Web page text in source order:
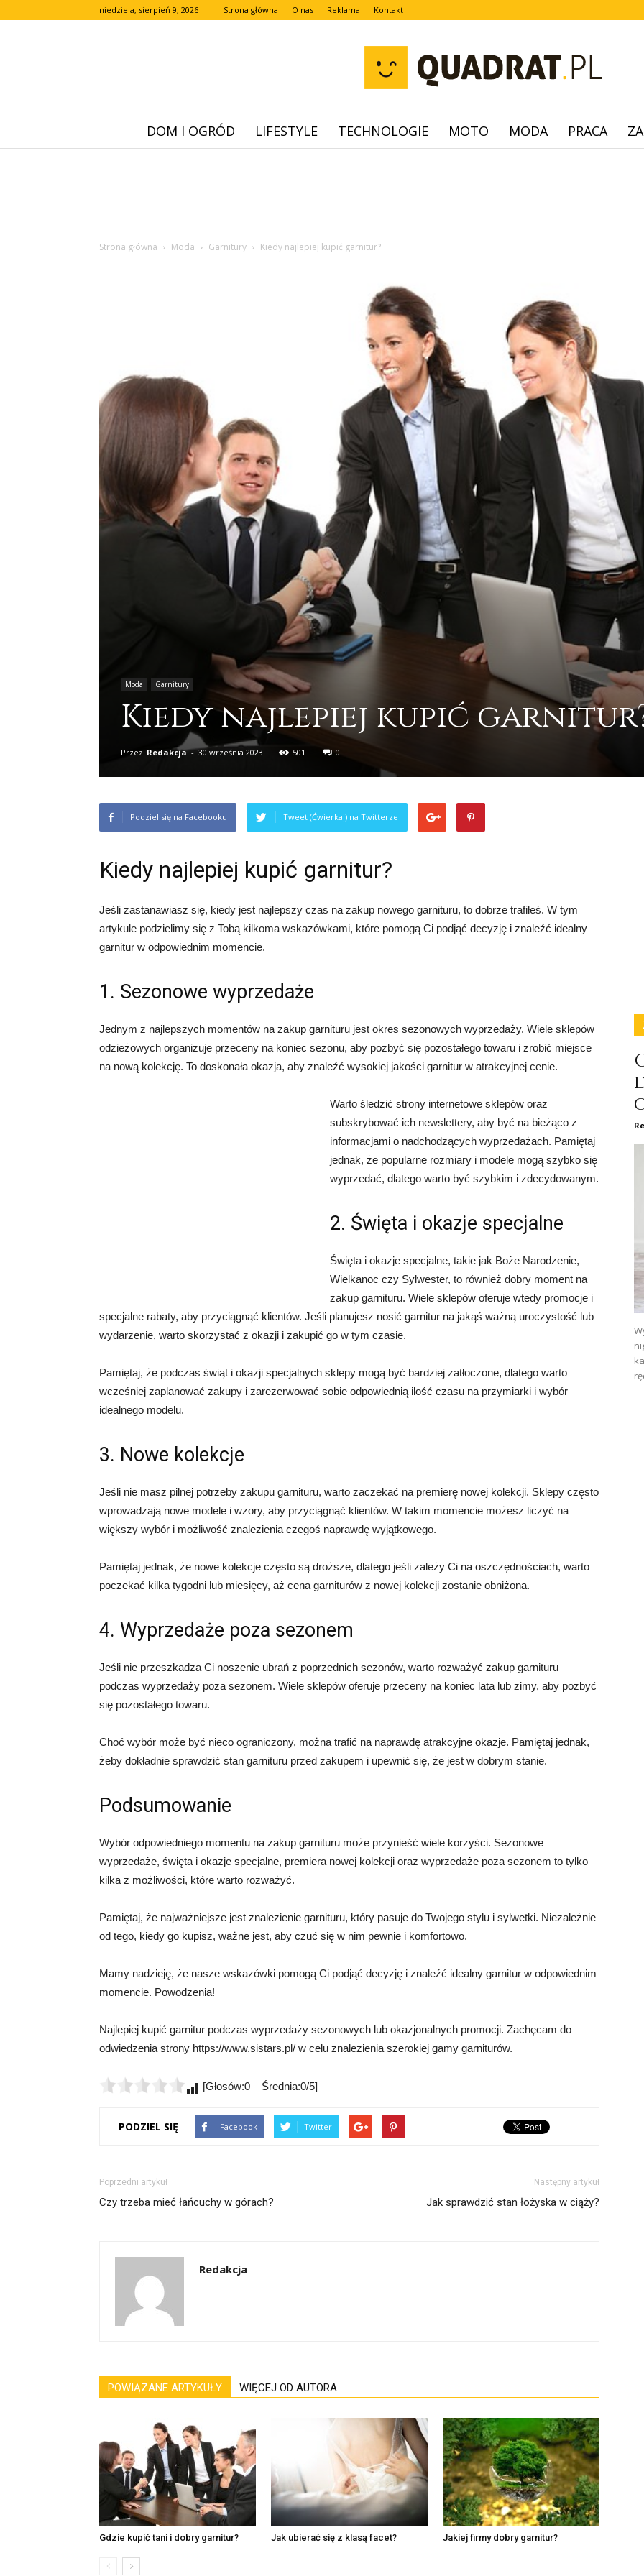
niedziela, sierpień 9, 2026 Strona główna O nas Reklama Kontakt
quadrat.pl
DOM I OGRÓD LIFESTYLE TECHNOLOGIE MOTO MODA PRACA
Strona główna Moda Garnitury Kiedy najlepiej kupić garnitur?
Moda Garnitury
Kiedy najlepiej kupić
Przez Redakcja - 30 września 2023 501 0
Podziel się na Facebooku Tweet (Ćwierkaj) na Twitterze
Kiedy najlepiej kupić garnitur?
Jeśli zastanawiasz się, kiedy jest najlepszy czas na zakup nowego garnituru, to dobrze trafiłeś. W tym
artykule podzielimy się z Tobą kilkoma wskazówkami, które pomogą Ci podjąć decyzję i znaleźć idealny
garnitur w odpowiednim momencie.
1. Sezonowe wyprzedaże
Jednym z najlepszych momentów na zakup garnituru jest okres sezonowych wyprzedaży. Wiele sklepów
odzieżowych organizuje przeceny na koniec sezonu, aby pozbyć się pozostałego towaru i zrobić miejsce
na nową kolekcję. To doskonała okazja, aby znaleźć wysokiej jakości garnitur w atrakcyjnej cenie.
Warto śledzić strony internetowe sklepów oraz
subskrybować ich newslettery, aby być na bieżąco z
informacjami o nadchodzących wyprzedażach. Pamiętaj
jednak, że popularne rozmiary i modele mogą szybko się
wyprzedać, dlatego warto być szybkim i zdecydowanym.
2. Święta i okazje specjalne
Święta i okazje specjalne, takie jak Boże Narodzenie,
Wielkanoc czy Sylwester, to również dobry moment na
zakup garnituru. Wiele sklepów oferuje wtedy promocje i
specjalne rabaty, aby przyciągnąć klientów. Jeśli planujesz nosić garnitur na jakąś ważną uroczystość lub
wydarzenie, warto skorzystać z okazji i zakupić go w tym czasie.
Pamiętaj, że podczas świąt i okazji specjalnych sklepy mogą być bardziej zatłoczone, dlatego warto
wcześniej zaplanować zakupy i zarezerwować sobie odpowiednią ilość czasu na przymiarki i wybór
idealnego modelu.
3. Nowe kolekcje
Jeśli nie masz pilnej potrzeby zakupu garnituru, warto zaczekać na premierę nowej kolekcji. Sklepy często
wprowadzają nowe modele i wzory, aby przyciągnąć klientów. W takim momencie możesz liczyć na
większy wybór i możliwość znalezienia czegoś naprawdę wyjątkowego.
Pamiętaj jednak, że nowe kolekcje często są droższe, dlatego jeśli zależy Ci na oszczędnościach, warto
poczekać kilka tygodni lub miesięcy, aż cena garniturów z nowej kolekcji zostanie obniżona.
4. Wyprzedaże poza sezonem
Jeśli nie przeszkadza Ci noszenie ubrań z poprzednich sezonów, warto rozważyć zakup garnituru
podczas wyprzedaży poza sezonem. Wiele sklepów oferuje przeceny na koniec lata lub zimy, aby pozbyć
się pozostałego towaru.
Choć wybór może być nieco ograniczony, można trafić na naprawdę atrakcyjne okazje. Pamiętaj jednak,
żeby dokładnie sprawdzić stan garnituru przed zakupem i upewnić się, że jest w dobrym stanie.
Podsumowanie
Wybór odpowiedniego momentu na zakup garnituru może przynieść wiele korzyści. Sezonowe
wyprzedaże, święta i okazje specjalne, premiera nowej kolekcji oraz wyprzedaże poza sezonem to tylko
kilka z możliwości, które warto rozważyć.
Pamiętaj, że najważniejsze jest znalezienie garnituru, który pasuje do Twojego stylu i sylwetki. Niezależnie
od tego, kiedy go kupisz, ważne jest, aby czuć się w nim pewnie i komfortowo.
Mamy nadzieję, że nasze wskazówki pomogą Ci podjąć decyzję i znaleźć idealny garnitur w odpowiednim
momencie. Powodzenia!
Najlepiej kupić garnitur podczas wyprzedaży sezonowych lub okazjonalnych promocji. Zachęcam do
odwiedzenia strony https://www.sistars.pl/ w celu znalezienia szerokiej gamy garniturów.
[Głosów:0 Średnia:0/5]
PODZIEL SIĘ Facebook Twitter
Poprzedni artykuł
Czy trzeba mieć łańcuchy w górach?
Następny artykuł
Jak sprawdzić stan łożyska w ciąży?
Redakcja
POWIĄZANE ARTYKUŁY WIĘCEJ OD AUTORA
Gdzie kupić tani i dobry garnitur? Jak ubierać się z klasą facet? Jakiej firmy dobry garnitur?